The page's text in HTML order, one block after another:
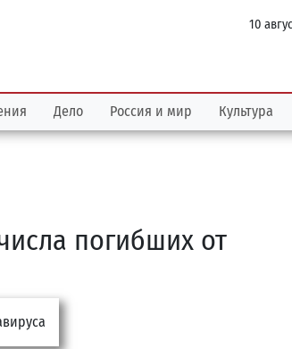
10
Дело Россия и мир Культура
погибших от